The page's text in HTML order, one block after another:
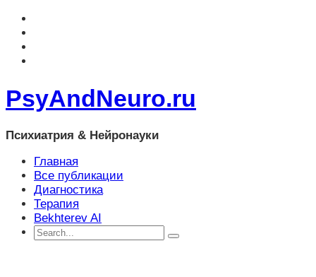
PsyAndNeuro.ru
Психиатрия & Нейронауки
Главная
Все публикации
Диагностика
Терапия
Bekhterev AI